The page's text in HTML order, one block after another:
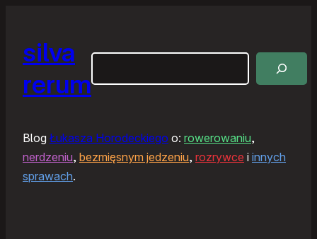
silva
rerum
Blog Łukasza Horodeckiego o: rowerowaniu,
nerdzeniu, bezmięsnym jedzeniu, rozrywce i innych
sprawach.